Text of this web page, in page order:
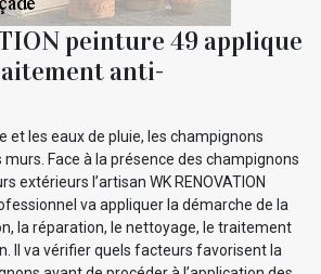
peinture 49 applique
anti-
et les eaux de pluie, les champignons
Face à la présence des champignons
extérieurs l’artisan WK RENOVATION
va appliquer la démarche de la
la réparation, le nettoyage, le traitement
Il va vérifier quels facteurs favorisent la